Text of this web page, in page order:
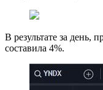
В результате за день,
составила 4%.